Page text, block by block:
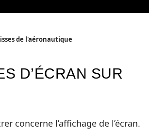
de l'aéronautique
D’ÉCRAN SUR
concerne l’affichage de l’écran.